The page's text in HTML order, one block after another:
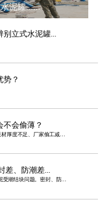
泥罐......
别立式水泥罐...
势？
不会偷薄？
不少客户选购不锈钢建筑罐时，都十分担忧板材厚度不足、厂家偷工减料。板......
差、防潮差...
很多客户选购水泥罐时，都格外担心罐内水泥受潮结块问题。密封、防潮性......